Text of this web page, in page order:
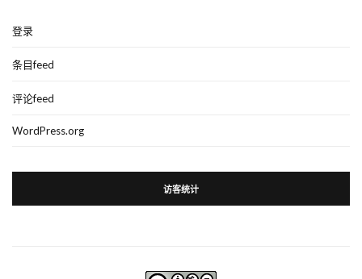
登录
条目feed
评论feed
WordPress.org
访客统计